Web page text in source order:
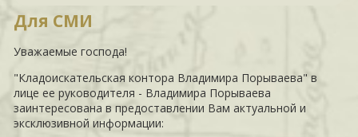
Для СМИ
Уважаемые господа!
"Кладоискательская контора Владимира Порываева" в
лице ее руководителя - Владимира Порываева
заинтересована в предоставлении Вам актуальной и
эксклюзивной информации: